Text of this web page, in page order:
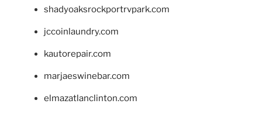
shadyoaksrockportrvpark.com
jccoinlaundry.com
kautorepair.com
marjaeswinebar.com
elmazatlanclinton.com